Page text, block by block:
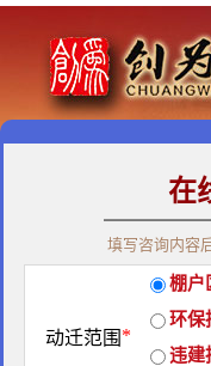
免费咨询热线
经典案例 |
房屋拆迁补偿 企业拆迁
在
填写咨询内容
动迁范围 *
棚户
环保
违建